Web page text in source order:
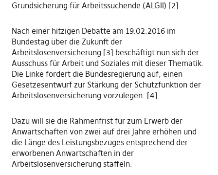
Grundsicherung für Arbeitssuchende (ALGII) [2]
Nach einer hitzigen Debatte am 19.02.2016 im
Bundestag über die Zukunft der
Arbeitslosenversicherung [3] beschäftigt nun sich der
Ausschuss für Arbeit und Soziales mit dieser Thematik.
Die Linke fordert die Bundesregierung auf, einen
Gesetzesentwurf zur Stärkung der Schutzfunktion der
Arbeitslosenversicherung vorzulegen. [4]
Dazu will sie die Rahmenfrist für zum Erwerb der
Anwartschaften von zwei auf drei Jahre erhöhen und
die Länge des Leistungsbezuges entsprechend der
erworbenen Anwartschaften in der
Arbeitslosenversicherung staffeln.